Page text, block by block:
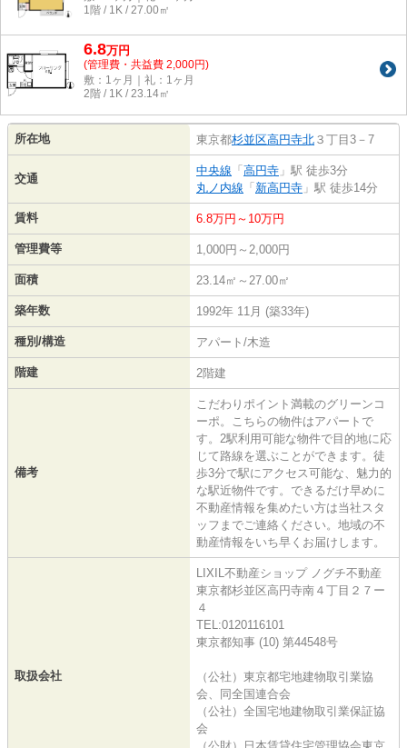
1階 / 1K / 27.00㎡
6.8万円
(管理費・共益費 2,000円)
敷：1ヶ月｜礼：1ヶ月
2階 / 1K / 23.14㎡
所在地 東京都杉並区高円寺北 ３丁目3－7
交通
中央線 「 高円寺 」駅 徒歩3分
丸ノ内線 「 新高円寺 」駅 徒歩14分
賃料 6.8万円～10万円
管理費等 1,000円～2,000円
面積 23.14㎡～27.00㎡
築年数 1992年 11月 (築33年)
種別/構造 アパート/木造
階建 2階建
備考
こだわりポイント満載のグリーンコ
ーポ。こちらの物件はアパートで
す。2駅利用可能な物件で目的地に応
じて路線を選ぶことができます。徒
歩3分で駅にアクセス可能な、魅力的
な駅近物件です。できるだけ早めに
不動産情報を集めたい方は当社スタ
ッフまでご連絡ください。地域の不
動産情報をいち早くお届けします。
取扱会社
LIXIL不動産ショップ ノグチ不動産
東京都杉並区高円寺南４丁目２７ー
４
TEL:0120116101
東京都知事 (10) 第44548号
（公社）東京都宅地建物取引業協
会、同全国連合会
（公社）全国宅地建物取引業保証協
会